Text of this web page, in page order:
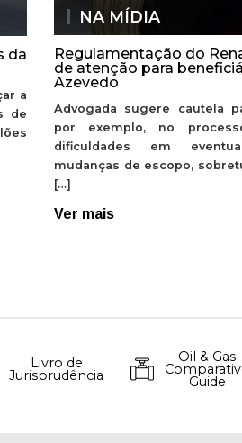
da
a
de
NA MÍDIA
Regulamentação do
de atenção para
Azevedo
Advogada sugere cautela
por exemplo, no
dificuldades em
mudanças de escopo,
[…]
Ver mais
Livro de
Jurisprudência
Oil & Gas
Guide